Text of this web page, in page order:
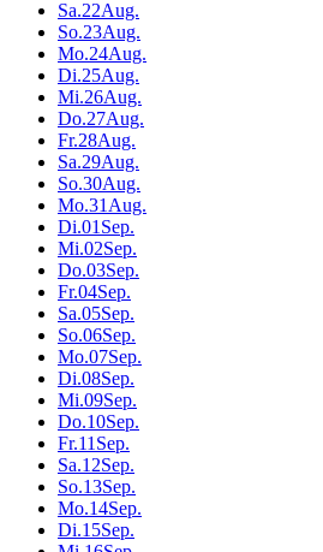
Sa.22Aug.
So.23Aug.
Mo.24Aug.
Di.25Aug.
Mi.26Aug.
Do.27Aug.
Fr.28Aug.
Sa.29Aug.
So.30Aug.
Mo.31 Aug.
Di.01 Sep.
Mi.02Sep.
Do.03Sep.
Fr.04Sep.
Sa.05Sep.
So.06Sep.
Mo.07Sep.
Di.08Sep.
Mi.09Sep.
Do.10Sep.
Fr.11 Sep.
Sa.12Sep.
So.13Sep.
Mo.14Sep.
Di.15Sep.